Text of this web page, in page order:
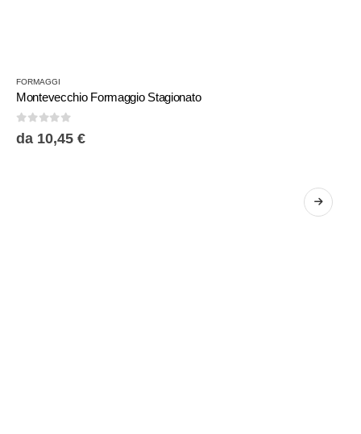
FORMAGGI
Montevecchio Formaggio Stagionato
0Su 5
da 10,45 €